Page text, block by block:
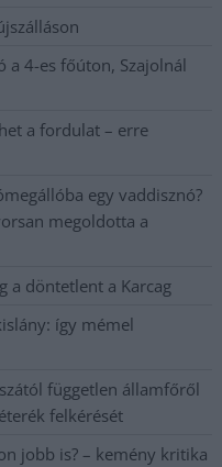
a 4-es főúton, Szajolnál
a fordulat – erre
egy vaddisznó?
megoldotta a
a döntetlent a Karcag
így mémel
független államfőről
felkérését
jobb is? – kemény kritika